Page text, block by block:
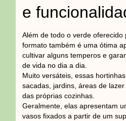
e
Além de todo o verde
formato também é uma ótima
cultivar alguns temperos e
de vida no dia a dia.
Muito versáteis, essas
sacadas, jardins, áreas de
das próprias cozinhas.
Geralmente, elas apresentam
vasos fixados a partir de um